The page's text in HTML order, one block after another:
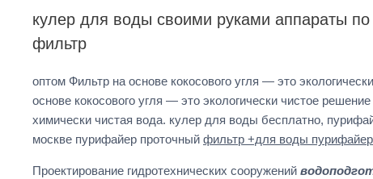
кулер для воды своими руками аппараты
фильтр
оптом Фильтр на основе кокосового угля — это
основе кокосового угля — это экологически чистое
химически чистая вода. кулер для воды бесплатно,
москве пурифайер проточный фильтр +для воды пурифайер
Проектирование гидротехнических сооружений